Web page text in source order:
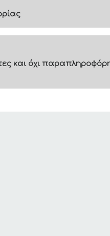
και όχι